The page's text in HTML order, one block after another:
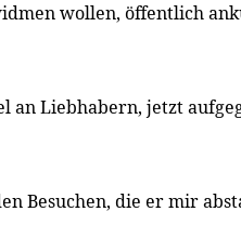
wollen, öffentlich
an Liebhabern, jetzt
Besuchen, die er mir